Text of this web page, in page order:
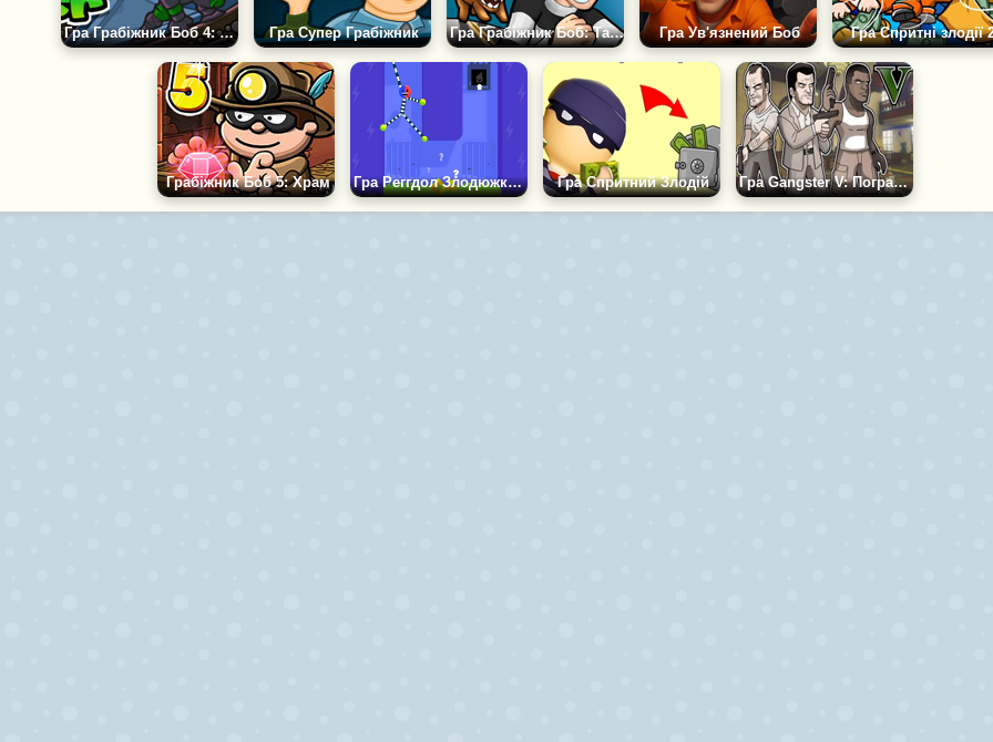
Гра Грабіжник Боб 4: Японія Гра Супер Грабіжник Гра Грабіжник Боб: Таємна Кімната Гра Ув'язнений Боб Гра Спритні злодії
Грабіжник Боб 5: Храм Гра Реггдол Злодюжка: Втеча з Банку Гра Спритний Злодій Гра Gangster V: Пограбування Банку, Втеча з В'язниці